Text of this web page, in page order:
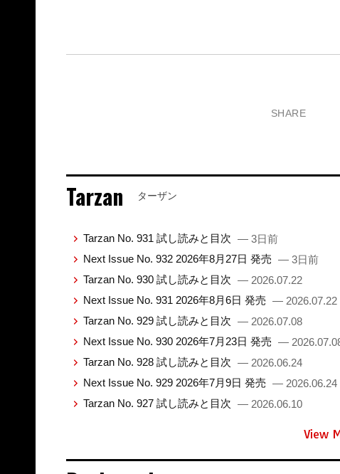
SHARE
Tarzan ターザン
Tarzan No. 931 試し読みと目次 — 3日前
Next Issue No. 932 2026年8月27日 発売 — 3日前
Tarzan No. 930 試し読みと目次 — 2026.07.22
Next Issue No. 931 2026年8月6日 発売 — 2026.07.22
Tarzan No. 929 試し読みと目次 — 2026.07.08
Next Issue No. 930 2026年7月23日 発売 —
Tarzan No. 928 試し読みと目次 — 2026.06.24
Next Issue No. 929 2026年7月9日 発売 — 2026.06.24
Tarzan No. 927 試し読みと目次 — 2026.06.10
View